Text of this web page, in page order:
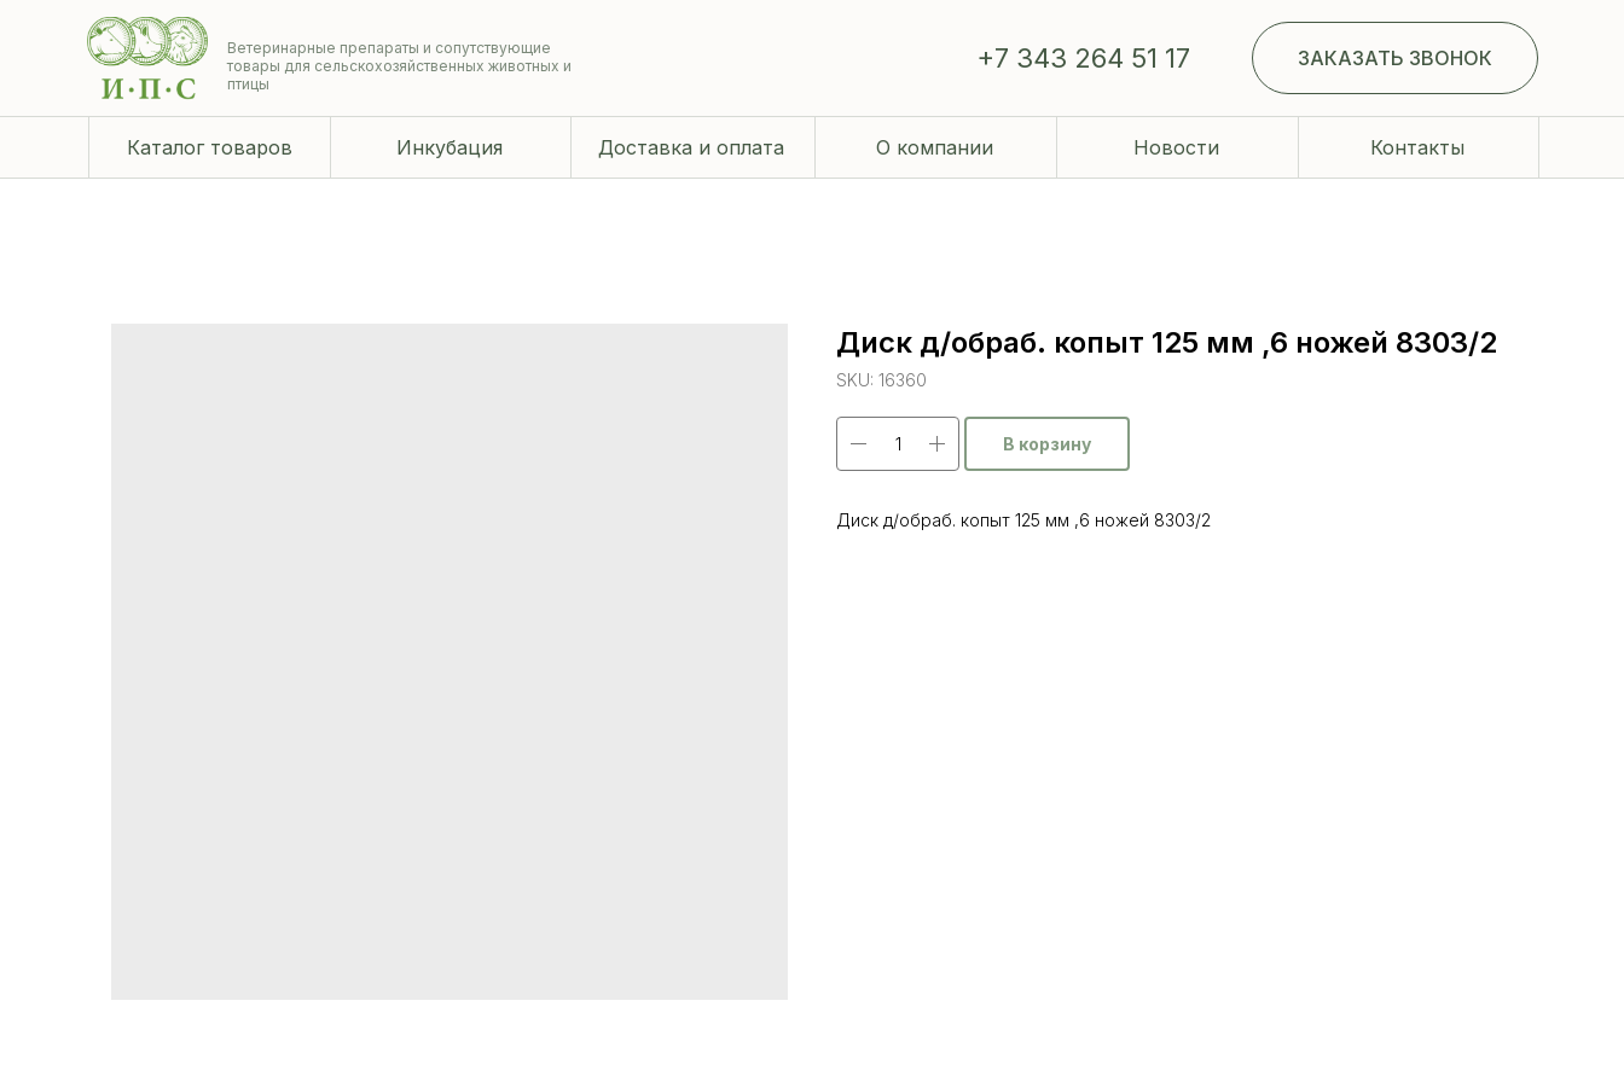
Каталог товаров Инкубация Доставка и оплата О компании Контакты
Ветеринарные препараты и сопутствующие
товары для сельскохозяйственных животных и
птицы
ЗАКАЗАТЬ ЗВОНОК
+7 343 264 51 17
Новости
Диск д/обраб. копыт 125 мм ,6 ножей 8303/2
SKU: 16360
В корзину
Диск д/обраб. копыт 125 мм ,6 ножей 8303/2